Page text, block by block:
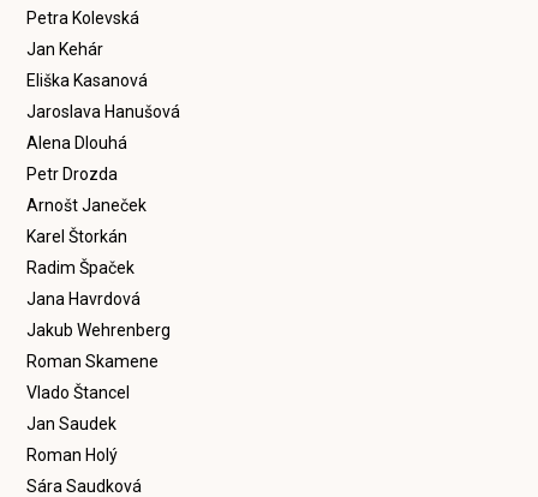
Petra Kolevská
Jan Kehár
Eliška Kasanová
Jaroslava Hanušová
Alena Dlouhá
Petr Drozda
Arnošt Janeček
Karel Štorkán
Radim Špaček
Jana Havrdová
Jakub Wehrenberg
Roman Skamene
Vlado Štancel
Jan Saudek
Roman Holý
Sára Saudková